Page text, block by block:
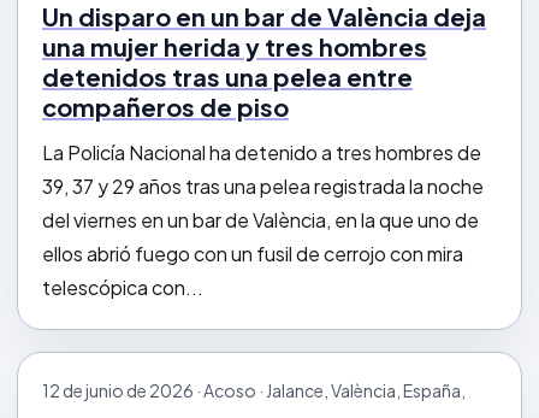
Un disparo en un bar de València deja
una mujer herida y tres hombres
detenidos tras una pelea entre
compañeros de piso
La Policía Nacional ha detenido a tres hombres de
39, 37 y 29 años tras una pelea registrada la noche
del viernes en un bar de València, en la que uno de
ellos abrió fuego con un fusil de cerrojo con mira
telescópica con...
12 de junio de 2026 · Acoso · Jalance, València, España,